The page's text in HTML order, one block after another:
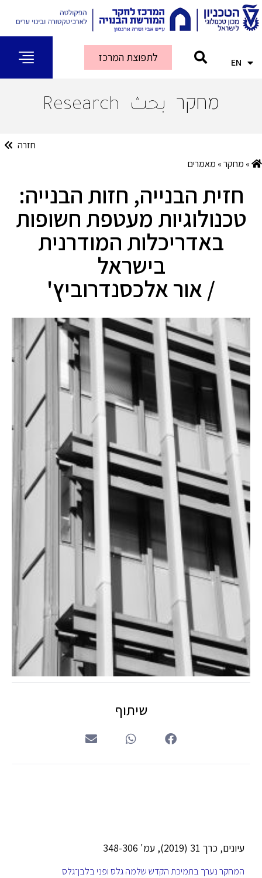
EN
AR לתפוצת המרכז
מחקר بحث Research
» מחקר» מאמרים
חזרה
חזית הבנייה, חזות הבנייה:
טכנולוגיות מעטפת חשופות
באדריכלות המודרנית
בישראל
/ אור אלכסנדרוביץ'
שיתוף
עיונים, כרך 31 (2019), עמ' 348-306
המחקר נערך בתמיכת הקדש שלמה גלס ופני בלבן־גלס